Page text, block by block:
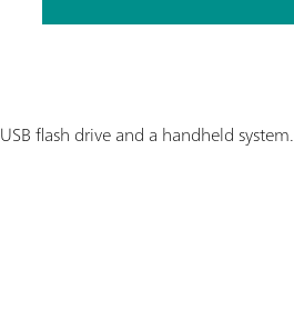
flash drive and a handheld system.